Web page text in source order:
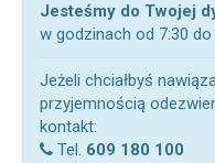
Jesteśmy do Twojej
w godzinach od 7:30 do
Jeżeli chciałbyś
przyjemnością
kontakt:
Tel. 609 180 100